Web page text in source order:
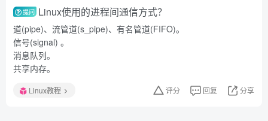
提问 Linux使用的进程间通信方式？
道(pipe)、流管道(s_pipe)、有名管道(FIFO)。
信号(signal) 。
消息队列。
共享内存。
Linux教程 评分 回复 分享